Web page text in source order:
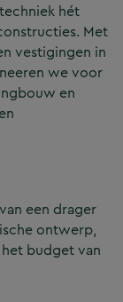
hét
Met
vestigingen in
we voor
en
een drager
ontwerp,
budget van